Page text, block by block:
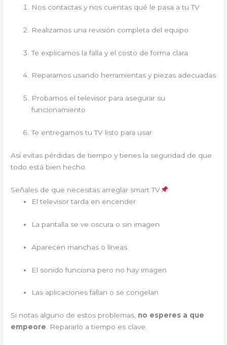
Nos contactas y nos cuentas qué le pasa a tu TV
Realizamos una revisión completa del equipo
Te explicamos la falla y el costo de forma clara
Reparamos usando herramientas y piezas adecuadas
Probamos el televisor para asegurar su
funcionamiento
Te entregamos tu TV listo para usar
Así evitas pérdidas de tiempo y tienes la seguridad de que
todo está bien hecho.
Señales de que necesitas arreglar smart TV
El televisor tarda en encender
La pantalla se ve oscura o sin imagen
Aparecen manchas o líneas
El sonido funciona pero no hay imagen
Las aplicaciones fallan o se congelan
Si notas alguno de estos problemas, no esperes a que
empeore. Repararlo a tiempo es clave.